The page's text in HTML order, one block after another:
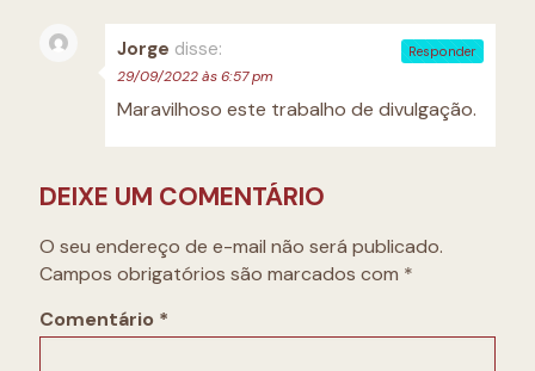
Jorge disse:
29/09/2022 às 6:57 pm
Maravilhoso este trabalho de divulgação.
Responder
DEIXE UM COMENTÁRIO
O seu endereço de e-mail não será publicado.
Campos obrigatórios são marcados com *
Comentário *